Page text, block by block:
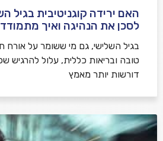
האם ירידה קוגניטיבית בגיל
לסכן את הנהיגה ואיך
בגיל השלישי, גם מי ששומר על אורח
טובה ובריאות כללית, עלול להרגיש
דורשות יותר מאמץ